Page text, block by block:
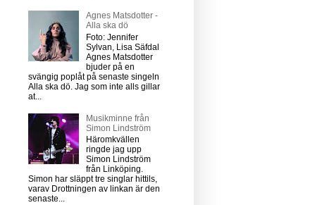
Agnes Matsdotter -
Alla ska dö
Foto: Jennifer
Sylvan, Lisa Säfdal
Agnes Matsdotter
bjuder på en
svängig poplåt på senaste singeln
Alla ska dö. Jag som inte alls gillar
at...
Musikminne från
Simon Lindström
Häromkvällen
ringde jag upp
Simon Lindström
från Linköping.
Simon har släppt tre singlar hittils,
varav Drottningen av linkan är den
senaste...